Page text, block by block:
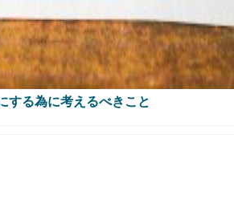
する為に考えるべきこと